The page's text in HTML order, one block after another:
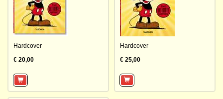
Hardcover
€ 20,00
Hardcover
€ 25,00